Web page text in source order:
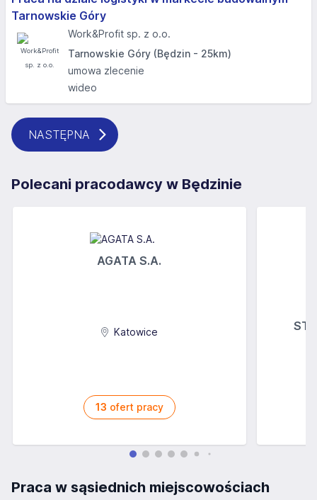
Tarnowskie Góry
Work&Profit sp. z o.o.
Tarnowskie Góry (Będzin - 25km)
umowa zlecenie
wideo
NASTĘPNA
Polecani pracodawcy w Będzinie
AGATA S.A.
Katowice
13 ofert pracy
Praca w sąsiednich miejscowościach